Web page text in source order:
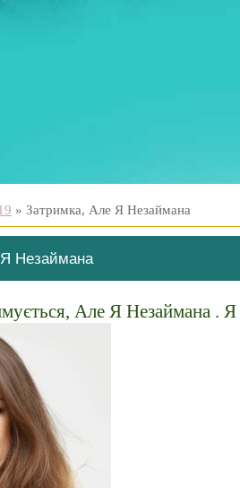
» Затримка, Але Я Незаймана
Незаймана
Але Я Незаймана . Я